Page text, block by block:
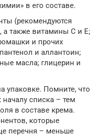
в его составе.
(рекомендуются
а также витамины С и Е;
и прочих
и аллантоин;
масла; глицерин и
упаковке. Помните, что
списка – тем
в составе крема.
которые
перечня – меньше